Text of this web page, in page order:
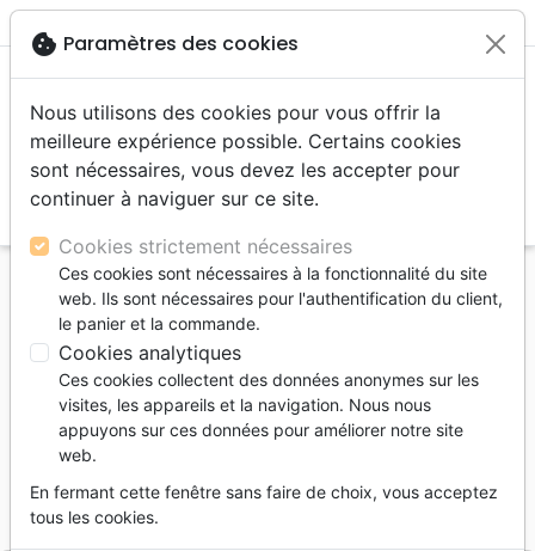
menu
Accueil Bibles
Bibles d'étude
BIBLE NBS ETUDE SOUPLE SIMILICUIR PRUNE
ETUI SOUPLE 2 MARQUES PAGE
BIBLE NBS ETUDE SOUPLE SIMILICUIR
PRUNE ETUI SOUPLE 2 MARQUES PAGE
Nouvelle Bible Segond
RéférenceNBS0984 EAN9782853009843
Editeur Bibli'O
cookie Paramètres des cookies
Nous utilisons des cookies pour vous offrir la
meilleure expérience possible. Certains cookies
sont nécessaires, vous devez les accepter pour
continuer à naviguer sur ce site.
Cookies strictement nécessaires
Ces cookies sont nécessaires à la fonctionnalité du site
web. Ils sont nécessaires pour l'authentification du client,
le panier et la commande.
Cookies analytiques
Ces cookies collectent des données anonymes sur les
visites, les appareils et la navigation. Nous nous
appuyons sur ces données pour améliorer notre site
web.
En fermant cette fenêtre sans faire de choix, vous acceptez
tous les cookies.